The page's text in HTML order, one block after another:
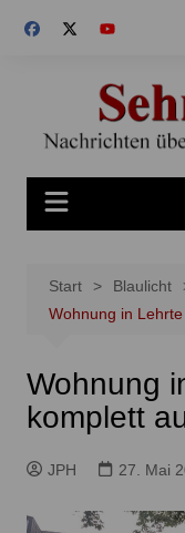
Inhalt
Start
Blaulicht
Wohnung in
Wohnung
komplett
JPH 27. Mai